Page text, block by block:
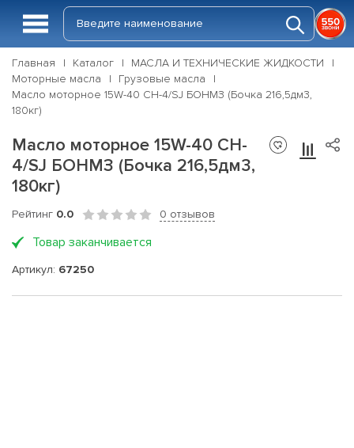
Главная Каталог
МАСЛА И ТЕХНИЧЕСКИЕ ЖИДКОСТИ
Моторные масла
Грузовые масла
Масло моторное 15W-40 CH-4/SJ БОНМЗ (Бочка 216,5дм3,
180кг)
Масло моторное 15W-40 CH-
4/SJ БОНМЗ (Бочка 216,5дм3,
180кг)
Рейтинг 0.0 0 отзывов
Товар заканчивается
Артикул: 67250